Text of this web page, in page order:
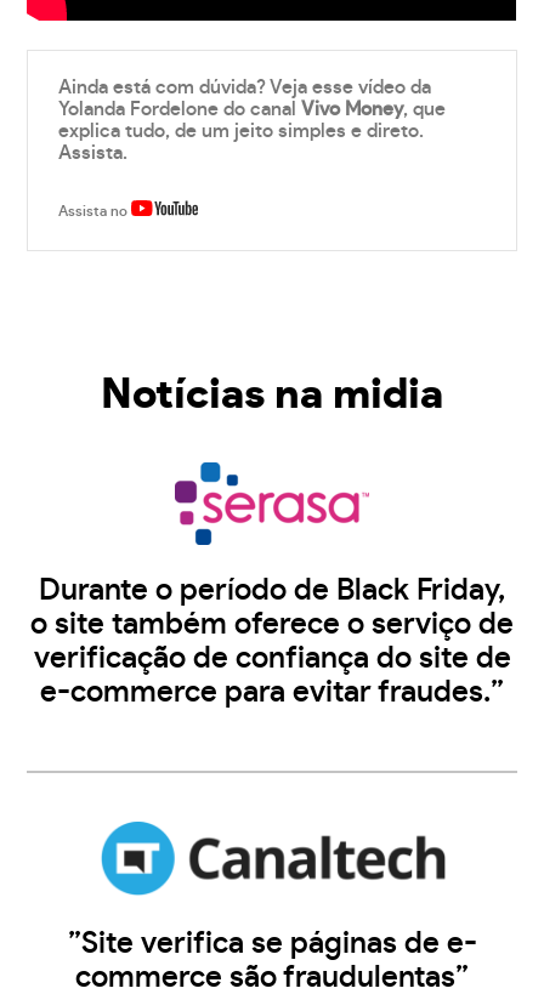
Ainda está com dúvida? Veja esse vídeo da
Yolanda Fordelone do canalVivo Money, que
explica tudo, de um jeito simples e direto.
Assista.
Assista no
Notícias na midia
Durante o período de Black Friday,
o site também oferece o serviço de
verificação de confiança do site de
e-commerce para evitar fraudes.”
”Site verifica se páginas de e-
commerce são fraudulentas”